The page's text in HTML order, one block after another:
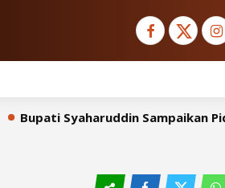
Syaharuddin Sampaikan